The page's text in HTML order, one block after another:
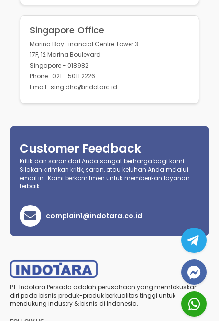
Singapore Office
Marina Bay Financial Centre Tower 3
17F, 12 Marina Boulevard
Singapore - 018982
Phone : 021 - 5011 2226
Email : sing.dhc@indotara.id
Customer Feedback
Kritik dan saran dari Anda sangat berharga bagi kami.
Silakan kirimkan kritik, saran, atau keluhan Anda melalui
email ini. Kami berkomitmen untuk memberikan layanan
terbaik.
complain1@indotara.co.id
PT. Indotara Persada adalah perusahaan yang memfokuskan
diri pada bisnis produk-produk berkualitas tinggi untuk
mendukung industry & bisnis di Indonesia.